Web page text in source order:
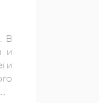
В
и